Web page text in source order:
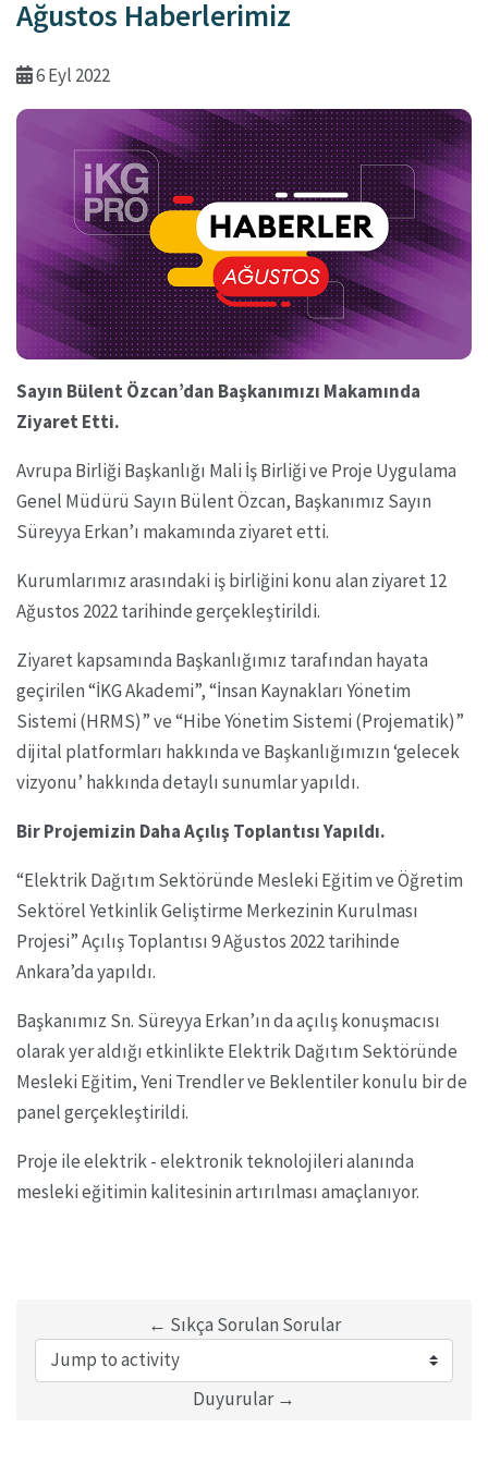
Ağustos Haberlerimiz
6 Eyl 2022
Sayın Bülent Özcan’dan Başkanımızı Makamında
Ziyaret Etti.
Avrupa Birliği Başkanlığı Mali İş Birliği ve Proje Uygulama
Genel Müdürü Sayın Bülent Özcan, Başkanımız Sayın
Süreyya Erkan’ı makamında ziyaret etti.
Kurumlarımız arasındaki iş birliğini konu alan ziyaret 12
Ağustos 2022 tarihinde gerçekleştirildi.
Ziyaret kapsamında Başkanlığımız tarafından hayata
geçirilen “İKG Akademi”, “İnsan Kaynakları Yönetim
Sistemi (HRMS)” ve “Hibe Yönetim Sistemi (Projematik)”
dijital platformları hakkında ve Başkanlığımızın ‘gelecek
vizyonu’ hakkında detaylı sunumlar yapıldı.
Bir Projemizin Daha Açılış Toplantısı Yapıldı.
“Elektrik Dağıtım Sektöründe Mesleki Eğitim ve Öğretim
Sektörel Yetkinlik Geliştirme Merkezinin Kurulması
Projesi” Açılış Toplantısı 9 Ağustos 2022 tarihinde
Ankara’da yapıldı.
Başkanımız Sn. Süreyya Erkan’ın da açılış konuşmacısı
olarak yer aldığı etkinlikte Elektrik Dağıtım Sektöründe
Mesleki Eğitim, Yeni Trendler ve Beklentiler konulu bir de
panel gerçekleştirildi.
Proje ile elektrik - elektronik teknolojileri alanında
mesleki eğitimin kalitesinin artırılması amaçlanıyor.
← Sıkça Sorulan Sorular
Jump to activity
Duyurular →